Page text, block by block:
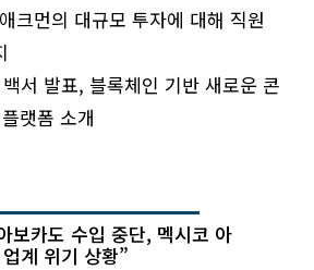
크먼의 대규모 투자에 대해 직원
서 발표, 블록체인 기반 새로운 콘
랫폼 소개
보카도 수입 중단, 멕시코 아
계 위기 상황”